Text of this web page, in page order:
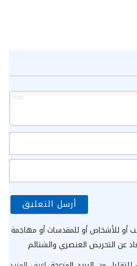
1000
أو للأشخاص أو للمقدسات أو مهاجمة
عن التحريض العنصري والشتائم